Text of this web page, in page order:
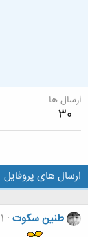
ارسال ها
30
ارسال های پروفایل
طنین سکوت